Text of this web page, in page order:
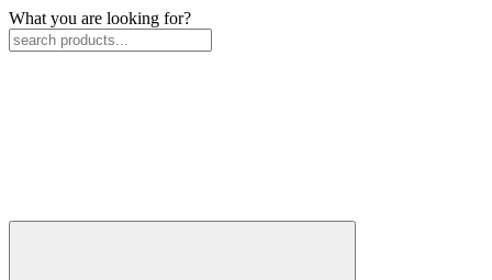
What you are looking for?